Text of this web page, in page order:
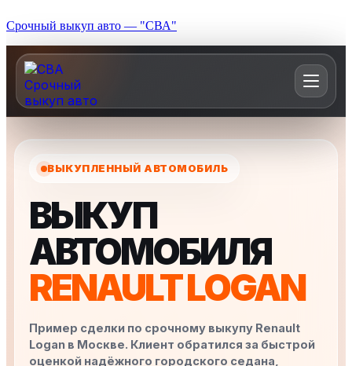
Срочный выкуп авто — "СВА"
ВЫКУПЛЕННЫЙ АВТОМОБИЛЬ
ВЫКУП
АВТОМОБИЛЯ
RENAULT LOGAN
Пример сделки по срочному выкупу Renault
Logan в Москве. Клиент обратился за быстрой
оценкой надёжного городского седана,